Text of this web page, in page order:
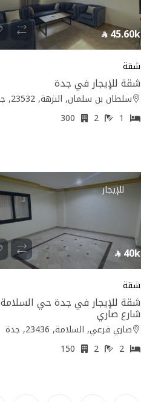
45.60k
شقة
شقة للإيجار في جدة
سلطان بن سلمان, النزهة, 23532, جدة
2
للإيجار
40k
شقة
شقة للإيجار في جدة حي السلامة
شارع صاري
صاري فرعي, السلامة, 23436, جدة
2
2